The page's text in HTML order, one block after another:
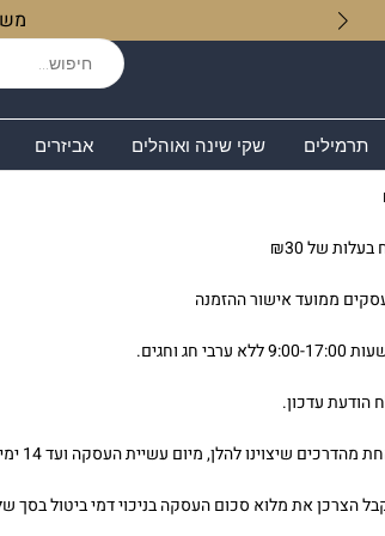
תרמילים שקי שינה ואוהלים אביזרים
וחגים.
הודעת עדכון.
העסקה ועד 14 ימים מיום קבלת המוצר או מיום קבלת המסמך המכיל את עיקרי העסקה, לפי המאוחר.
העסקה בניכוי דמי ביטול בסך של 5% ממחיר העסקה או 100 ₪, לפי הנמוך